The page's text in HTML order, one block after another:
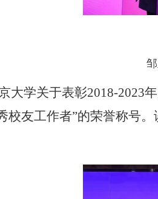
大学关于表彰2018-2023
校友工作者”的荣誉称号。